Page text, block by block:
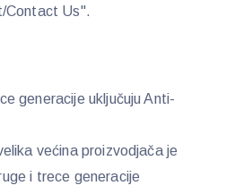
Contact Us''.
generacije uključuju Anti-
većina proizvodjača je
i trece generacije